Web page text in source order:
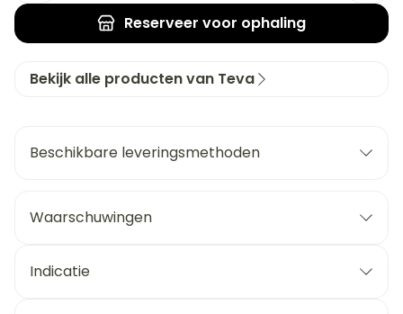
Reserveer voor ophaling
Bekijk alle producten van Teva
Beschikbare leveringsmethoden
Waarschuwingen
Indicatie